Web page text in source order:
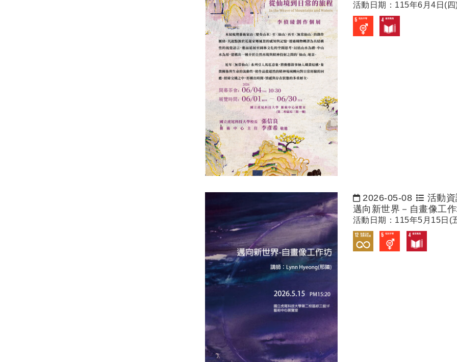
活動日期：115年6月4日(
日期：
2026-05-08
活動
邁向新世界－自畫像工
活動日期：115年5月15日(